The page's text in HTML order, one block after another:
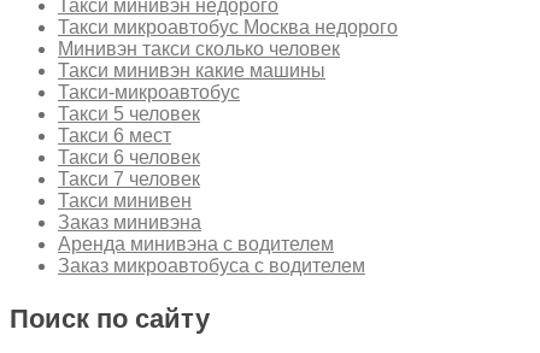
Такси минивэн недорого
Такси микроавтобус Москва недорого
Минивэн такси сколько человек
Такси минивэн какие машины
Такси-микроавтобус
Такси 5 человек
Такси 6 мест
Такси 6 человек
Такси 7 человек
Такси минивен
Заказ минивэна
Аренда минивэна с водителем
Заказ микроавтобуса с водителем
Поиск по сайту